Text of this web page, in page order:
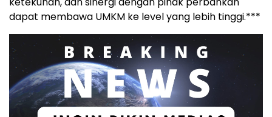
dapat membawa UMKM ke level yang lebih tinggi.***